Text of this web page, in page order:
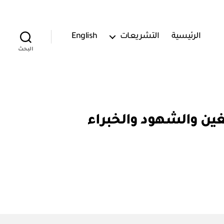
الرئيسية التشريعات English
البحث
المبلغين والشهود والخبراء